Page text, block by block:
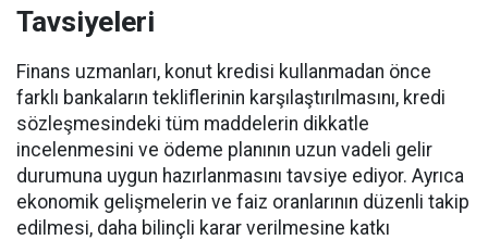
Tavsiyeleri
Finans uzmanları, konut kredisi kullanmadan önce
farklı bankaların tekliflerinin karşılaştırılmasını, kredi
sözleşmesindeki tüm maddelerin dikkatle
incelenmesini ve ödeme planının uzun vadeli gelir
durumuna uygun hazırlanmasını tavsiye ediyor. Ayrıca
ekonomik gelişmelerin ve faiz oranlarının düzenli takip
edilmesi, daha bilinçli karar verilmesine katkı